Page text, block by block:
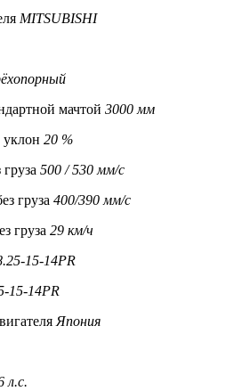
MITSUBISHI
мачтой 3000 мм
20 %
500 / 530 мм/с
груза 400/390 мм/с
груза 29 км/ч
15-14PR
15-14PR
Япония
л.с.